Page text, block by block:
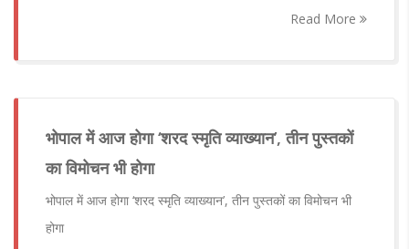
Read More
भोपाल में आज होगा ‘शरद स्मृति व्याख्यान’, तीन पुस्तकों
का विमोचन भी होगा
भोपाल में आज होगा ‘शरद स्मृति व्याख्यान’, तीन पुस्तकों का विमोचन भी
होगा